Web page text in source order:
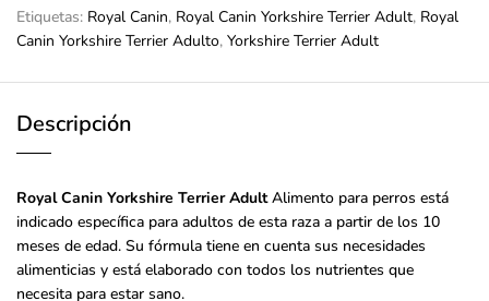
Etiquetas: Royal Canin, Royal Canin Yorkshire Terrier Adult, Royal
Canin Yorkshire Terrier Adulto, Yorkshire Terrier Adult
Descripción
Royal Canin Yorkshire Terrier AdultAlimento para perros está
indicado específica para adultos de esta raza a partir de los 10
meses de edad. Su fórmula tiene en cuenta sus necesidades
alimenticias y está elaborado con todos los nutrientes que
necesita para estar sano.